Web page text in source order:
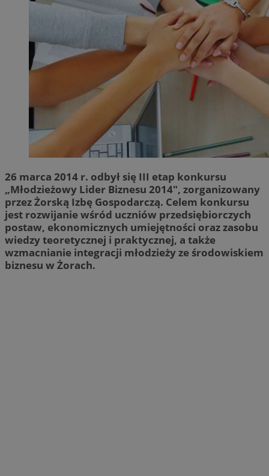
26 marca 2014 r. odbył się III etap konkursu
„Młodzieżowy Lider Biznesu 2014", zorganizowany
przez Żorską Izbę Gospodarczą. Celem konkursu
jest rozwijanie wśród uczniów przedsiębiorczych
postaw, ekonomicznych umiejętności oraz zasobu
wiedzy teoretycznej i praktycznej, a także
wzmacnianie integracji młodzieży ze środowiskiem
biznesu w Żorach.